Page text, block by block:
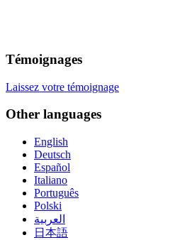
Témoignages
Laissez votre témoignage
Other languages
English
Deutsch
Español
Italiano
Português
Polski
العربية
日本語